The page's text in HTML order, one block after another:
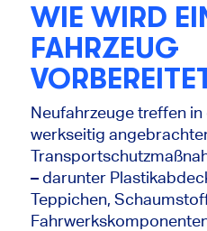
WIE WIRD
FAHRZEUG
Neufahrzeuge treffen
werkseitig
– darunter
Teppichen,